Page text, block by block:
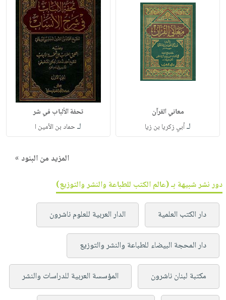
معاني القرآن
لـأبي زكريا بن زيا
تحفة الألباب في شر
لـحماد بن الأمين ا
المزيد من البنود »
دور نشر شبيهة بـ (عالم الكتب للطباعة والنشر والتوزيع)
دار الكتب العلمية الدار العربية للعلوم ناشرون
دار المحجة البيضاء للطباعة والنشر والتوزيع
مكتبة لبنان ناشرون المؤسسة العربية للدراسات والنشر